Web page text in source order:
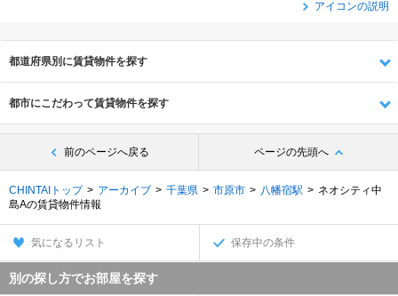
アイコンの説明
都道府県別に賃貸物件を探す
都市にこだわって賃貸物件を探す
前のページへ戻る ページの先頭へ
CHINTAIトップ アーカイブ 千葉県 市原市 八幡宿駅
ネオシティ中
島Aの賃貸物件情報
気になるリスト 保存中の条件
別の探し方でお部屋を探す